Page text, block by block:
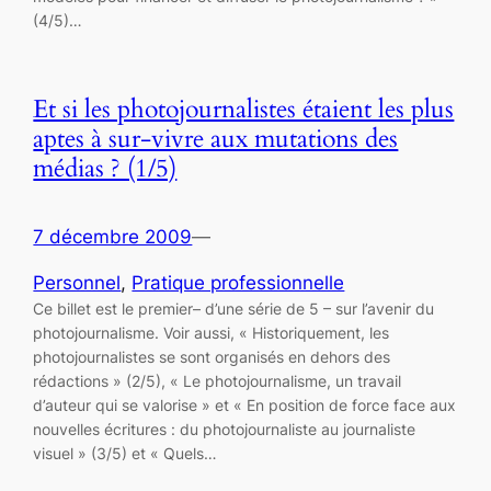
(4/5)…
Et si les photojournalistes étaient les plus
aptes à sur-vivre aux mutations des
médias ? (1/5)
7 décembre 2009—
Personnel, Pratique professionnelle
Ce billet est le premier– d’une série de 5 – sur l’avenir du
photojournalisme. Voir aussi, « Historiquement, les
photojournalistes se sont organisés en dehors des
rédactions » (2/5), « Le photojournalisme, un travail
d’auteur qui se valorise » et « En position de force face aux
nouvelles écritures : du photojournaliste au journaliste
visuel » (3/5) et « Quels…